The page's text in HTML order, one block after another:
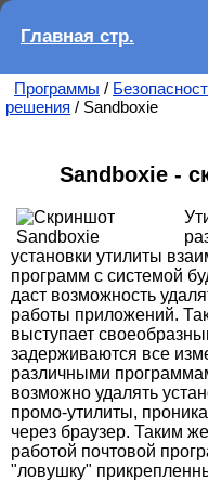
Главная стр.
Программы /
решения / Sandboxie
Sandboxie -
установки утилиты
программ с системой
даст возможность
работы приложений.
выступает
задерживаются все
различными
возможно удалять
промо-утилиты,
через браузер. Таким
работой почтовой
"ловушку"